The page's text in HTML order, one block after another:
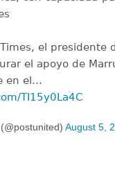
el presidente
el apoyo de
en el…
TI15y0La4C
August 5,